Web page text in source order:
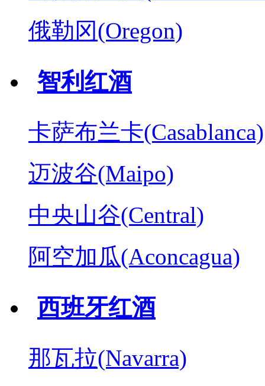
俄勒冈(Oregon)
智利红酒
卡萨布兰卡(Casablanca)
迈波谷(Maipo)
中央山谷(Central)
阿空加瓜(Aconcagua)
西班牙红酒
那瓦拉(Navarra)